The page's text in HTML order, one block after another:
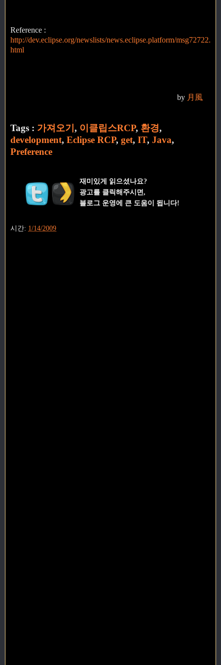
Reference :
http://dev.eclipse.org/newslists/news.eclipse.platform/msg72722.
html
by 月風
Tags : 가져오기 , 이클립스RCP, 환경,
development, Eclipse RCP, get, IT, Java,
Preference
재미있게 읽으셨나요?
광고를 클릭해주시면,
블로그 운영에 큰 도움이 됩니다!
시간: 1/14/2009